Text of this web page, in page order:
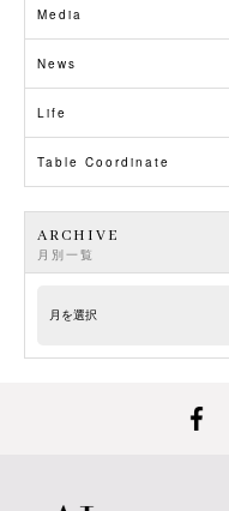
Media
News
Life
Table Coordinate
ARCHIVE
月別一覧